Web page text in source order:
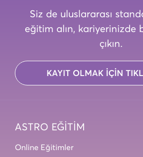
Siz de uluslararası
eğitim alın, kariyerinizde
çıkın.
KAYIT OLMAK İÇİN
ASTRO EĞİTİM
Online Eğitimler